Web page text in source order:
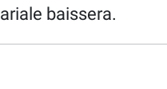
baissera.